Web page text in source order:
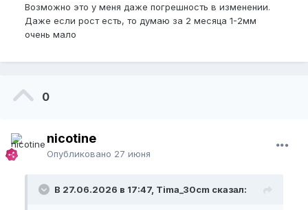
Возможно это у меня даже погрешность в изменении.
Даже если рост есть, то думаю за 2 месяца 1-2мм
очень мало
0
nicotine
Опубликовано 27 июня
В 27.06.2026 в 17:47, Tima_30cm сказал: